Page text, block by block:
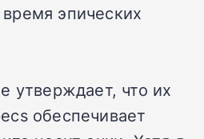
эпических
утверждает, что их
обеспечивает